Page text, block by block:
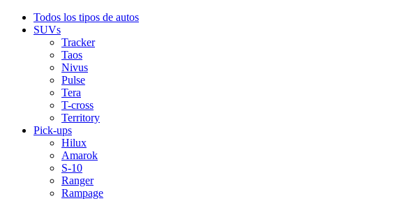
Todos los tipos de autos
SUVs
Tracker
Taos
Nivus
Pulse
Tera
T-cross
Territory
Pick-ups
Hilux
Amarok
S-10
Ranger
Rampage